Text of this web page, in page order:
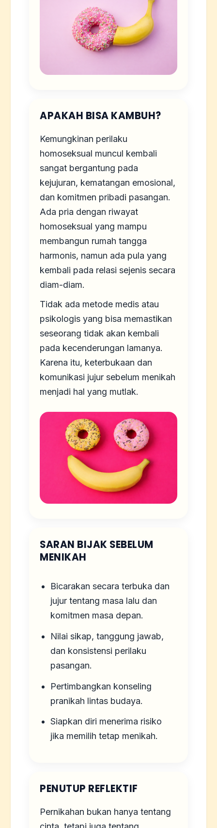
APAKAH BISA KAMBUH?
Kemungkinan perilaku
homoseksual muncul kembali
sangat bergantung pada
kejujuran, kematangan emosional,
dan komitmen pribadi pasangan.
Ada pria dengan riwayat
homoseksual yang mampu
membangun rumah tangga
harmonis, namun ada pula yang
kembali pada relasi sejenis secara
diam-diam.
Tidak ada metode medis atau
psikologis yang bisa memastikan
seseorang tidak akan kembali
pada kecenderungan lamanya.
Karena itu, keterbukaan dan
komunikasi jujur sebelum menikah
menjadi hal yang mutlak.
SARAN BIJAK SEBELUM
MENIKAH
Bicarakan secara terbuka dan
jujur tentang masa lalu dan
komitmen masa depan.
Nilai sikap, tanggung jawab,
dan konsistensi perilaku
pasangan.
Pertimbangkan konseling
pranikah lintas budaya.
Siapkan diri menerima risiko
jika memilih tetap menikah.
PENUTUP REFLEKTIF
Pernikahan bukan hanya tentang